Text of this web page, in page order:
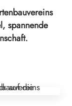
spannende